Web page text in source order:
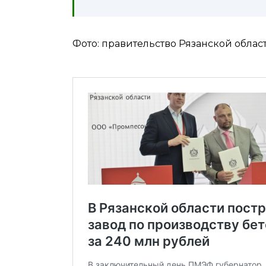
Фото: правительство Рязанской